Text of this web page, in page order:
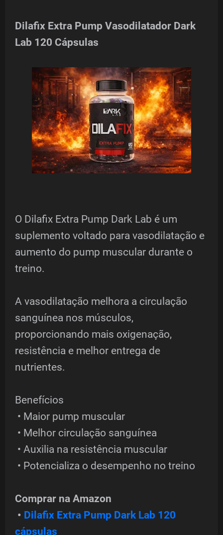
Dilafix Extra Pump Vasodilatador Dark
Lab 120 Cápsulas
O Dilafix Extra Pump Dark Lab é um
suplemento voltado para vasodilatação e
aumento do pump muscular durante o
treino.
A vasodilatação melhora a circulação
sanguínea nos músculos,
proporcionando mais oxigenação,
resistência e melhor entrega de
nutrientes.
Benefícios
• Maior pump muscular
• Melhor circulação sanguínea
• Auxilia na resistência muscular
• Potencializa o desempenho no treino
Comprar na Amazon
• Dilafix Extra Pump Dark Lab 120
cápsulas